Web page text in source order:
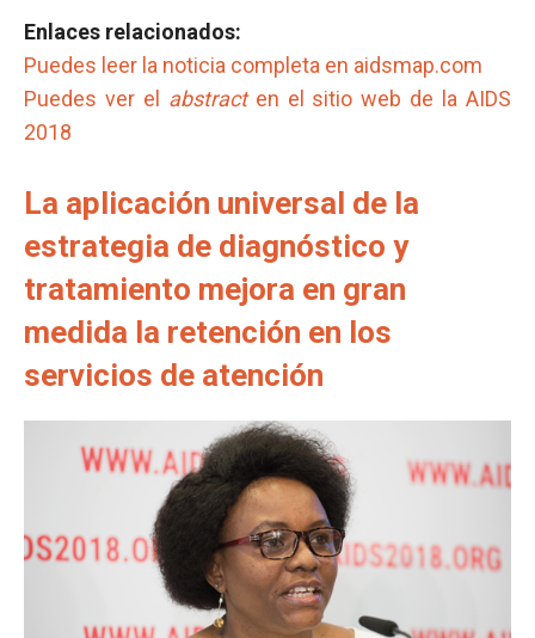
Enlaces relacionados:
Puedes leer la noticia completa en aidsmap.com
Puedes ver el abstract en el sitio web de la AIDS
2018
La aplicación universal de la
estrategia de diagnóstico y
tratamiento mejora en gran
medida la retención en los
servicios de atención